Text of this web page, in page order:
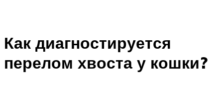
Как диагностируется
перелом хвоста у кошки?